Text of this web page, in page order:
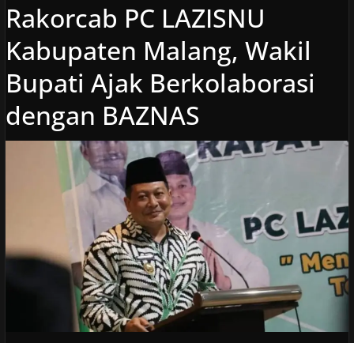
Rakorcab PC LAZISNU
Kabupaten Malang, Wakil
Bupati Ajak Berkolaborasi
dengan BAZNAS